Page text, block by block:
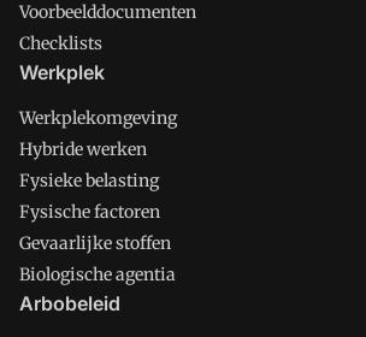
Voorbeelddocumenten
Checklists
Werkplek
Werkplekomgeving
Hybride werken
Fysieke belasting
Fysische factoren
Gevaarlijke stoffen
Biologische agentia
Arbobeleid